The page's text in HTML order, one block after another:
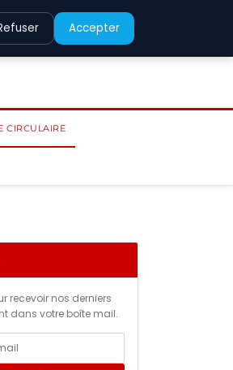
CIRCULAIRE
recevoir nos derniers
dans votre boîte mail.
Accepter